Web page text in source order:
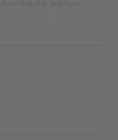
Nacht. Warum
an eine
seine eigene Mutter,
Rolle spielt.